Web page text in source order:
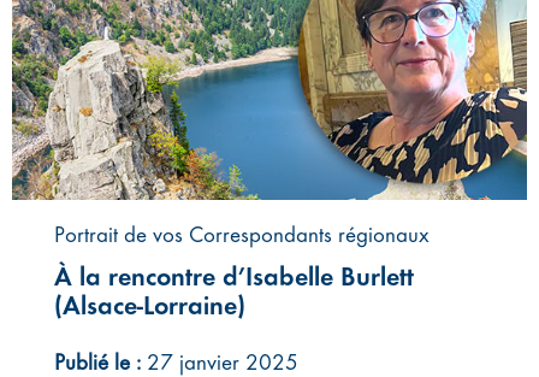
Portrait de vos Correspondants régionaux
À la rencontre d’Isabelle Burlett
(Alsace-Lorraine)
Publié le : 27 janvier 2025